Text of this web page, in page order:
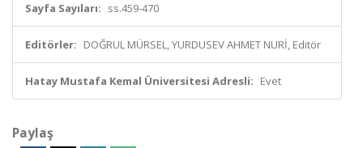
Sayfa Sayıları: ss.459-470
Editörler: DOĞRUL MÜRSEL, YURDUSEV AHMET NURİ, Editör
Hatay Mustafa Kemal Üniversitesi Adresli: Evet
Paylaş